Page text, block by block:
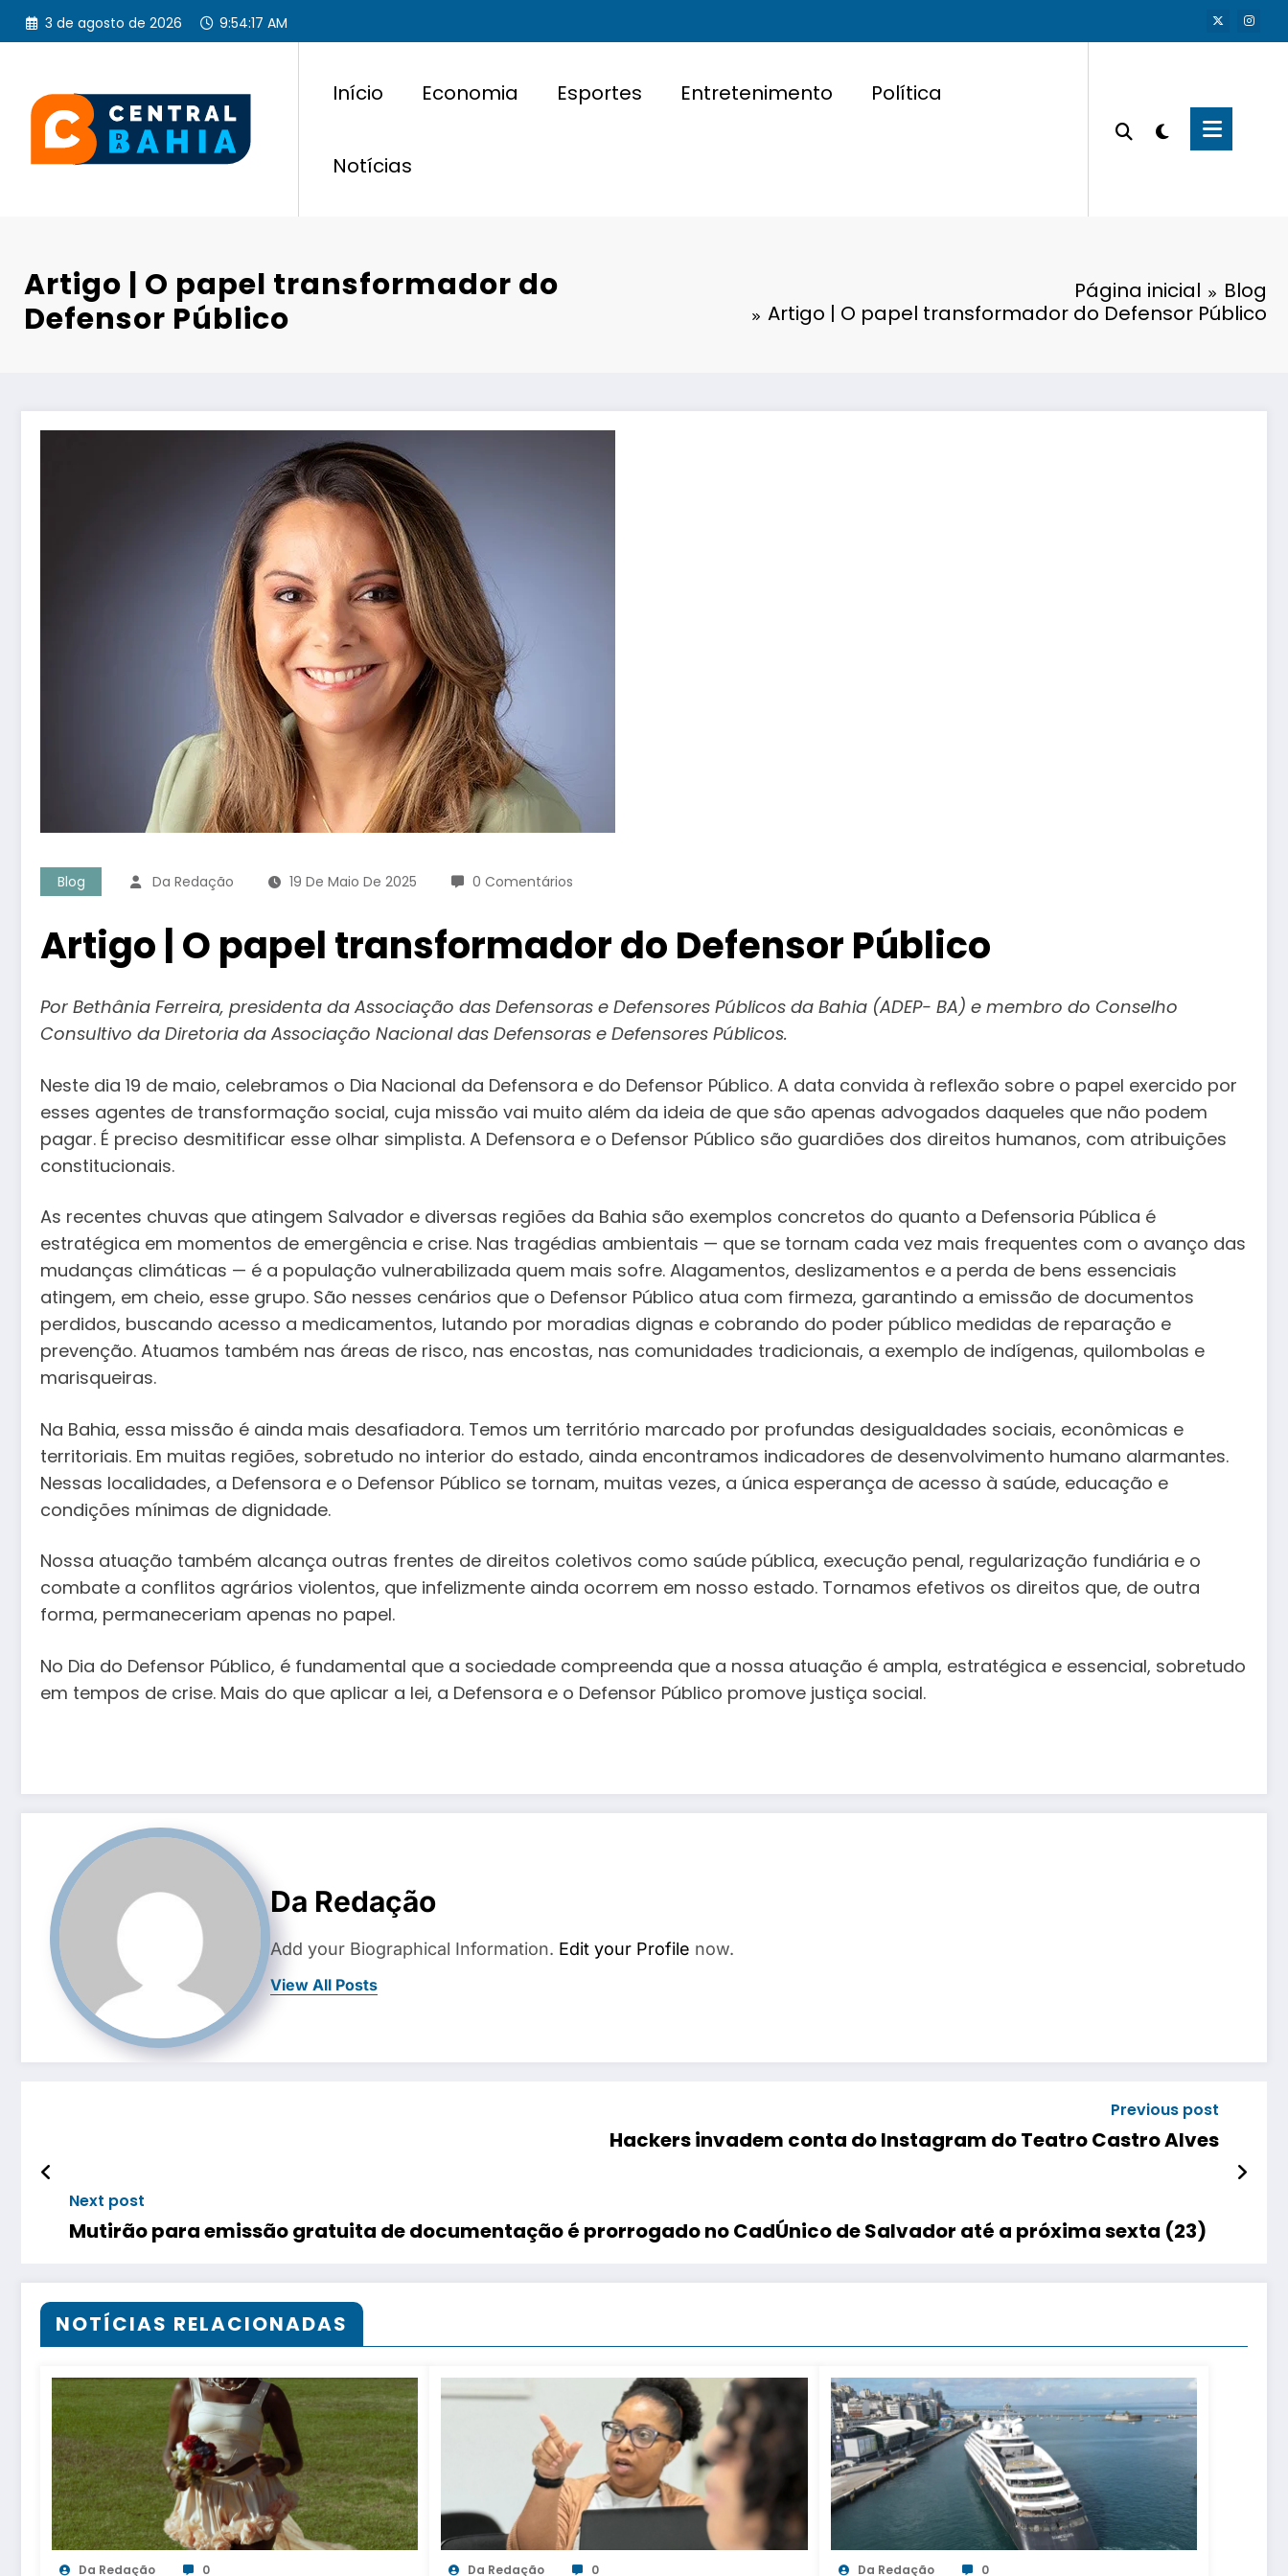
Pular
para
3 de agosto de 2026 9:54:18 AM
Início Economia Esportes Entretenimento Política
Notícias
Artigo | O papel transformador do
Defensor Público
Página inicial
Blog
Artigo | O papel transformador do Defensor Público
Blog Da Redação 19 De Maio De 2025 0 Comentários
Artigo | O papel transformador do Defensor Público
Por Bethânia Ferreira, presidenta da Associação das Defensoras e Defensores Públicos da Bahia (ADEP- BA) e membro do Conselho
Consultivo da Diretoria da Associação Nacional das Defensoras e Defensores Públicos.
Neste dia 19 de maio, celebramos o Dia Nacional da Defensora e do Defensor Público. A data convida à reflexão sobre o papel exercido por
esses agentes de transformação social, cuja missão vai muito além da ideia de que são apenas advogados daqueles que não podem
pagar. É preciso desmitificar esse olhar simplista. A Defensora e o Defensor Público são guardiões dos direitos humanos, com atribuições
constitucionais.
As recentes chuvas que atingem Salvador e diversas regiões da Bahia são exemplos concretos do quanto a Defensoria Pública é
estratégica em momentos de emergência e crise. Nas tragédias ambientais — que se tornam cada vez mais frequentes com o avanço das
mudanças climáticas — é a população vulnerabilizada quem mais sofre. Alagamentos, deslizamentos e a perda de bens essenciais
atingem, em cheio, esse grupo. São nesses cenários que o Defensor Público atua com firmeza, garantindo a emissão de documentos
perdidos, buscando acesso a medicamentos, lutando por moradias dignas e cobrando do poder público medidas de reparação e
prevenção. Atuamos também nas áreas de risco, nas encostas, nas comunidades tradicionais, a exemplo de indígenas, quilombolas e
marisqueiras.
Na Bahia, essa missão é ainda mais desafiadora. Temos um território marcado por profundas desigualdades sociais, econômicas e
territoriais. Em muitas regiões, sobretudo no interior do estado, ainda encontramos indicadores de desenvolvimento humano alarmantes.
Nessas localidades, a Defensora e o Defensor Público se tornam, muitas vezes, a única esperança de acesso à saúde, educação e
condições mínimas de dignidade.
Nossa atuação também alcança outras frentes de direitos coletivos como saúde pública, execução penal, regularização fundiária e o
combate a conflitos agrários violentos, que infelizmente ainda ocorrem em nosso estado. Tornamos efetivos os direitos que, de outra
forma, permaneceriam apenas no papel.
No Dia do Defensor Público, é fundamental que a sociedade compreenda que a nossa atuação é ampla, estratégica e essencial, sobretudo
em tempos de crise. Mais do que aplicar a lei, a Defensora e o Defensor Público promove justiça social.
Da Redação
Add your Biographical Information. Edit your Profile now.
View All Posts
Previous post
Hackers invadem conta do Instagram do Teatro Castro Alves
Next post
Mutirão para emissão gratuita de documentação é prorrogado no CadÚnico de Salvador até a próxima sexta (23)
NOTÍCIAS RELACIONADAS
Da Redação 0 Da Redação 0 Da Redação 0